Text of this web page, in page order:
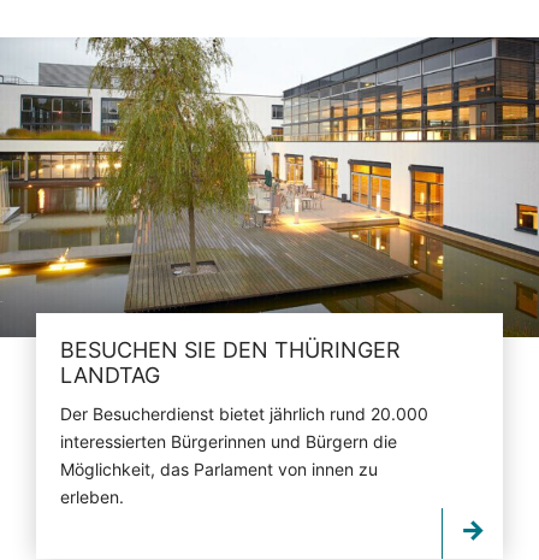
BESUCHEN SIE DEN THÜRINGER
LANDTAG
Der Besucherdienst bietet jährlich rund 20.000
interessierten Bürgerinnen und Bürgern die
Möglichkeit, das Parlament von innen zu
erleben.